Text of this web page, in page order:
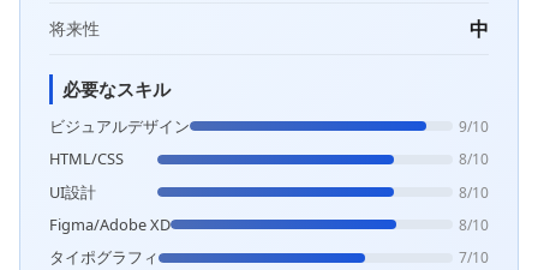
将来性 中
必要なスキル
ビジュアルデザイン 9/10
HTML/CSS 8/10
UI設計 8/10
Figma/Adobe XD 8/10
タイポグラフィ 7/10